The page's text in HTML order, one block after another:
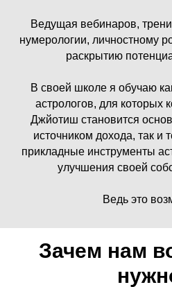
Ведущая вебинаров,
нумерологии, личностному
раскрытию
В своей школе я обучаю
астрологов, для которых
Джйотиш становится
источником дохода, так и
прикладные инструменты
улучшения своей
Ведь это
Зачем нам